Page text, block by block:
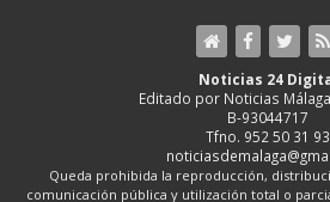
Noticias 24
Editado por Noticias Málaga
B-93044717
Tfno. 952 50 31 93
Queda prohibida la reproducción,
comunicación pública y utilización total o